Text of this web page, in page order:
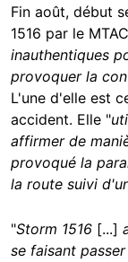
Fin août, début
1516 par le
inauthentiques
provoquer la
L'une d'elle est
accident. Elle "
affirmer de
provoqué la
la route suivi
"Storm 1516 [...]
se faisant